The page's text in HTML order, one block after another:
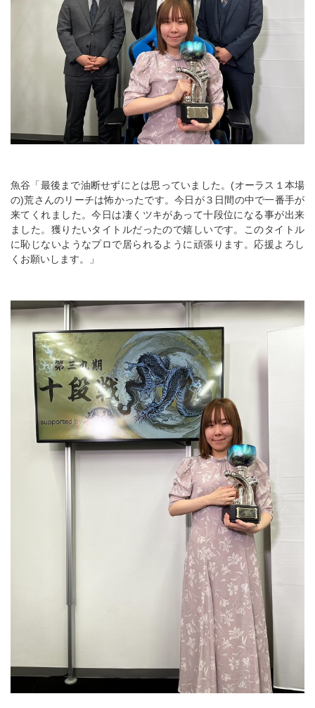
魚谷「最後まで油断せずにとは思っていました。(オーラス１本場
の)荒さんのリーチは怖かったです。今日が３日間の中で一番手が
来てくれました。今日は凄くツキがあって十段位になる事が出来
ました。獲りたいタイトルだったので嬉しいです。このタイトル
に恥じないようなプロで居られるように頑張ります。応援よろし
くお願いします。」